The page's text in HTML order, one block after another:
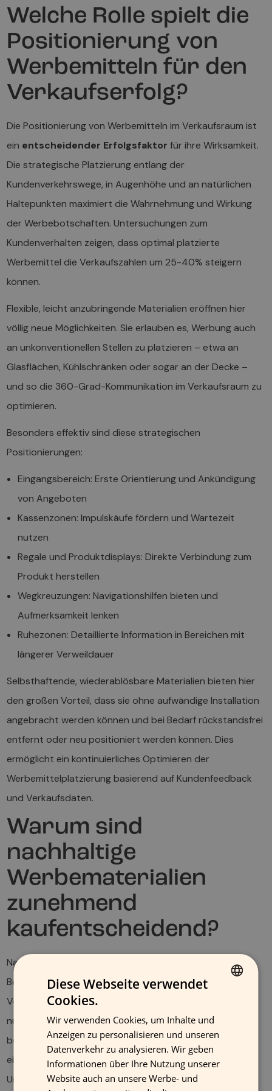
Welche Rolle spielt die
Positionierung von
Werbemitteln für den
Verkaufserfolg?
Die Positionierung von Werbemitteln im Verkaufsraum ist
ein entscheidender Erfolgsfaktor für ihre Wirksamkeit.
Die strategische Platzierung entlang der
Kundenverkehrswege, in Augenhöhe und an natürlichen
Haltepunkten maximiert die Wahrnehmung und Wirkung
der Werbebotschaften. Untersuchungen zum
Kundenverhalten zeigen, dass optimal platzierte
Werbemittel die Verkaufszahlen um 25-40% steigern
können.
Flexible, leicht anzubringende Materialien eröffnen hier
völlig neue Möglichkeiten. Sie erlauben es, Werbung auch
an unkonventionellen Stellen zu platzieren – etwa an
Glasflächen, Kühlschränken oder sogar an der Decke –
und so die 360-Grad-Kommunikation im Verkaufsraum zu
optimieren.
Besonders effektiv sind diese strategischen
Positionierungen:
Eingangsbereich: Erste Orientierung und Ankündigung
von Angeboten
Kassenzonen: Impulskäufe fördern und Wartezeit
nutzen
Regale und Produktdisplays: Direkte Verbindung zum
Produkt herstellen
Wegkreuzungen: Navigationshilfen bieten und
Aufmerksamkeit lenken
Ruhezonen: Detaillierte Information in Bereichen mit
längerer Verweildauer
Selbsthaftende, wiederablösbare Materialien bieten hier
den großen Vorteil, dass sie ohne aufwändige Installation
angebracht werden können und bei Bedarf rückstandsfrei
entfernt oder neu positioniert werden können. Dies
ermöglicht ein kontinuierliches Optimieren der
Werbemittelplatzierung basierend auf Kundenfeedback
und Verkaufsdaten.
Warum sind
nachhaltige
Werbematerialien
zunehmend
kaufentscheidend?
Nachhaltige Werbematerialien gewinnen rapide an
Bedeutung, da dasUmweltbewusstseinder
Verbraucher stetig wächst. Kunden achten heute nicht
nur auf die Nachhaltigkeit der Produkte selbst, sondern
bewerten zunehmend das gesamte Markenauftreten –
einschließlich der verwendeten Werbemittel.
Unternehmen, die auf umweltfreundliche Materialien
GERMAN
ENGLISH
Diese Webseite verwendet
Cookies.
Wir verwenden Cookies, um Inhalte und
Anzeigen zu personalisieren und unseren
Datenverkehr zu analysieren. Wir geben
Informationen über Ihre Nutzung unserer
Website auch an unsere Werbe- und